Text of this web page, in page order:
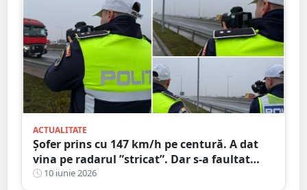
ACTUALITATE
Șofer prins cu 147 km/h pe centură. A dat
vina pe radarul ”stricat”. Dar s-a faultat
singur
10 iunie 2026